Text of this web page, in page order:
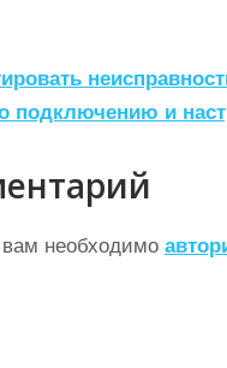
подключению и
необходимо